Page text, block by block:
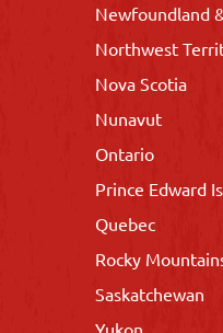
Newfoundland
Northwest
Nova Scotia
Nunavut
Ontario
Prince Edward
Quebec
Rocky
Saskatchewan
Yukon